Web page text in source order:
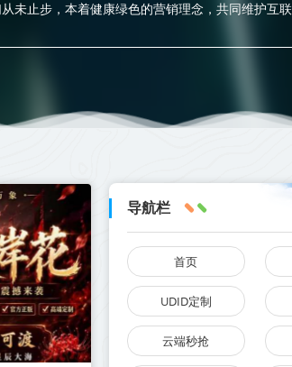
未止步，本着健康绿色的营销理念，共同维护互联
导航栏
首页
UDID定制
云端秒抢